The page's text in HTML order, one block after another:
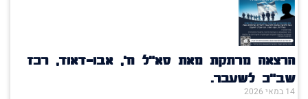
הרצאה מרתקת מאת סא"ל ח', אבו-דאוד, רכז
שב"כ לשעבר.
14 במאי 2026